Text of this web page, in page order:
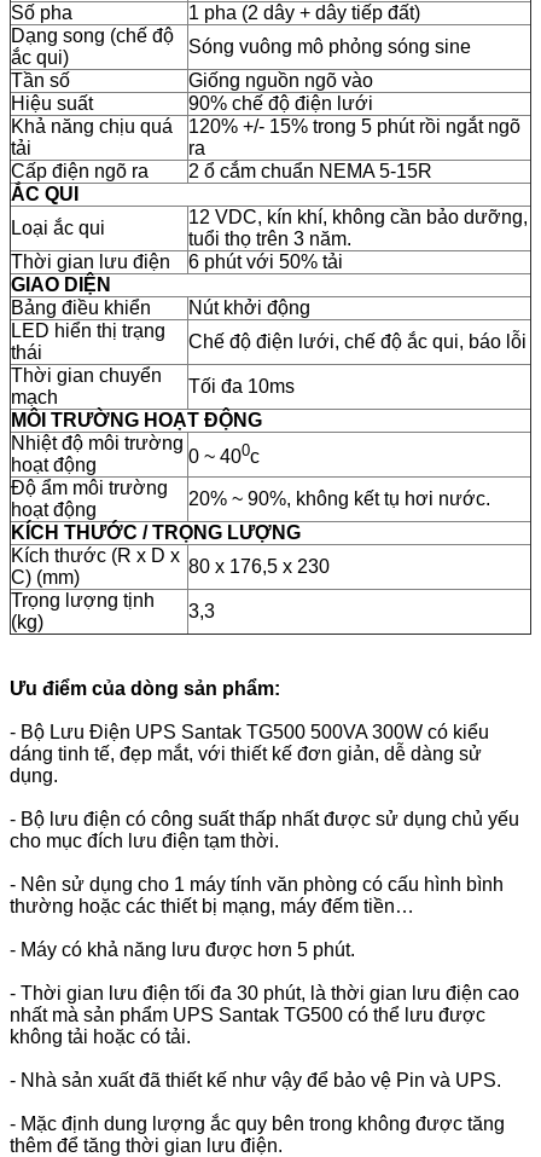
Số pha
1 pha (2 dây + dây tiếp đất)
Dạng song (chế độ
ắc qui)
Sóng vuông mô phỏng sóng sine
Tần số
Giống nguồn ngõ vào
Hiệu suất
90% chế độ điện lưới
Khả năng chịu quá
tải
120% +/- 15% trong 5 phút rồi ngắt ngõ
ra
Cấp điện ngõ ra
2 ổ cắm chuẩn NEMA 5-15R
ẮC QUI
Loại ắc qui
12 VDC, kín khí, không cần bảo dưỡng,
tuổi thọ trên 3 năm.
Thời gian lưu điện
6 phút với 50% tải
GIAO DIỆN
Bảng điều khiển
Nút khởi động
LED hiển thị trạng
thái
Chế độ điện lưới, chế độ ắc qui, báo lỗi
Thời gian chuyển
mạch
Tối đa 10ms
MÔI TRƯỜNG HOẠT ĐỘNG
Nhiệt độ môi trường
hoạt động
0 ~ 400c
Độ ẩm môi trường
hoạt động
20% ~ 90%, không kết tụ hơi nước.
KÍCH THƯỚC / TRỌNG LƯỢNG
Kích thước (R x D x
C) (mm)
80 x 176,5 x 230
Trọng lượng tịnh
(kg)
3,3
Ưu điểm của dòng sản phẩm:
- Bộ Lưu Điện UPS Santak TG500 500VA 300W có kiểu
dáng tinh tế, đẹp mắt, với thiết kế đơn giản, dễ dàng sử
dụng.
- Bộ lưu điện có công suất thấp nhất được sử dụng chủ yếu
cho mục đích lưu điện tạm thời.
- Nên sử dụng cho 1 máy tính văn phòng có cấu hình bình
thường hoặc các thiết bị mạng, máy đếm tiền…
- Máy có khả năng lưu được hơn 5 phút.
- Thời gian lưu điện tối đa 30 phút, là thời gian lưu điện cao
nhất mà sản phẩm UPS Santak TG500 có thể lưu được
không tải hoặc có tải.
- Nhà sản xuất đã thiết kế như vậy để bảo vệ Pin và UPS.
- Mặc định dung lượng ắc quy bên trong không được tăng
thêm để tăng thời gian lưu điện.